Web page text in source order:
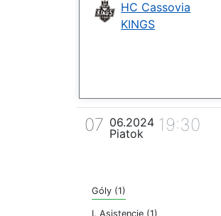
HC Cassovia
KINGS
07 06.2024
Piatok
19:30
Góly (1)
I. Asistencie (1)